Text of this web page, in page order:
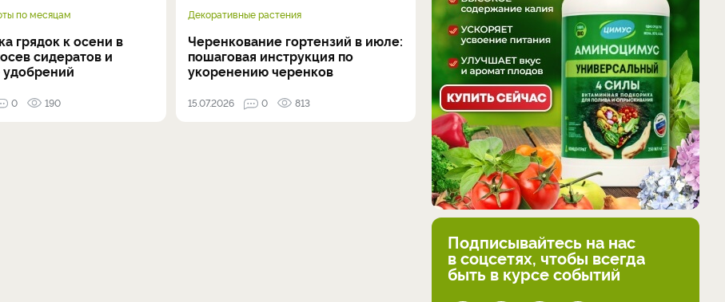
по месяцам
грядок к осени в
сидератов и
0 190
Декоративные растения
Черенкование гортензий в июле:
пошаговая инструкция по
укоренению черенков
15.07.2026 0 813
Подписывайтесь на нас
в соцсетях, чтобы всегда
быть в курсе событий